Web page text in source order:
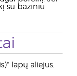
su baziniu
lapų aliejus.